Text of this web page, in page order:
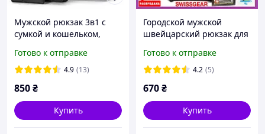
Мужской рюкзак 3в1 с
сумкой и кошельком,
Городской рюкзак / Набор
сумок мужских
Готово к отправке
4.9 (13)
850₴
Купить
Городской мужской
швейцарский рюкзак для
спортивные мужские
рюкзаки швейцарские
Готово к отправке
4.2 (5)
670₴
Купить